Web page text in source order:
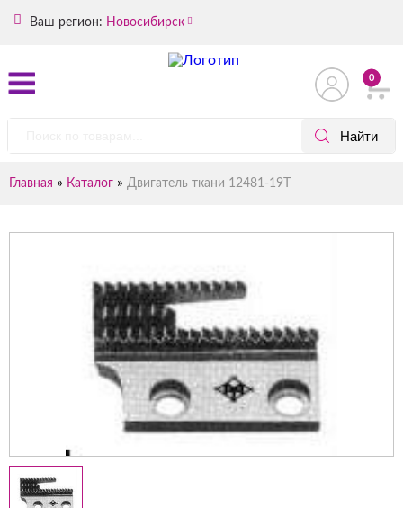
Ваш регион: Новосибирск
0
Главная » Каталог » Двигатель ткани 12481-19T